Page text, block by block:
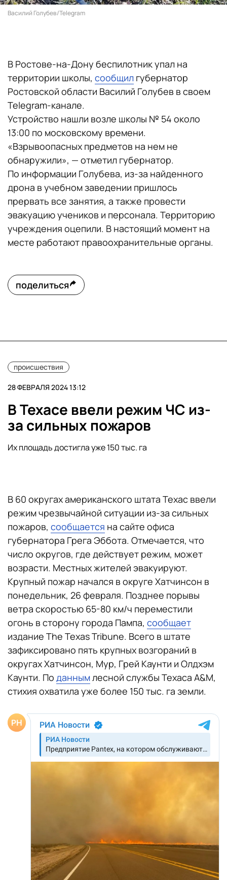
Василий Голубев/Telegram
В Ростове-на-Дону беспилотник упал на
территории школы, сообщил губернатор
Ростовской области Василий Голубев в своем
Telegram-канале.
Устройство нашли возле школы № 54 около
13:00 по московскому времени.
«Взрывоопасных предметов на нем не
обнаружили», — отметил губернатор.
По информации Голубева, из-за найденного
дрона в учебном заведении пришлось
прервать все занятия, а также провести
эвакуацию учеников и персонала. Территорию
учреждения оцепили. В настоящий момент на
месте работают правоохранительные органы.
поделиться
происшествия
28 ФЕВРАЛЯ 2024 13:12
В Техасе ввели режим ЧС из-
за сильных пожаров
Их площадь достигла уже 150 тыс. га
В 60 округах американского штата Техас ввели
режим чрезвычайной ситуации из-за сильных
пожаров, сообщается на сайте офиса
губернатора Грега Эббота. Отмечается, что
число округов, где действует режим, может
возрасти. Местных жителей эвакуируют.
Крупный пожар начался в округе Хатчинсон в
понедельник, 26 февраля. Позднее порывы
ветра скоростью 65-80 км/ч переместили
огонь в сторону города Пампа, сообщает
издание The Texas Tribune. Всего в штате
зафиксировано пять крупных возгораний в
округах Хатчинсон, Мур, Грей Каунти и Олдхэм
Каунти. По даннымлесной службы Техаса A&M,
стихия охватила уже более 150 тыс. га земли.